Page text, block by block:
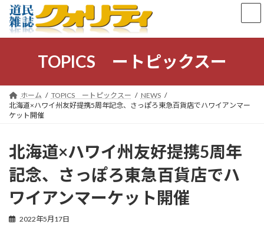
ン
キ
ー
に
TOPICS ートピックスー
ホーム TOPICS ートピックスー
NEWS
北海道×ハワイ州友好提携5周年記念、さっぽろ東急百貨店でハワイアンマー
ケット開催
北海道×ハワイ州友好提携5周年
記念、さっぽろ東急百貨店でハ
ワイアンマーケット開催
2022年5月17日